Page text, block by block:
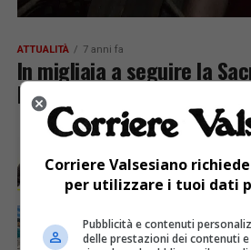
ATTUALITÀ 7 anni fa
In migliaia a seguire la
Rappresentazione
La Zattera: dopo un
crescita, si prosegue
Borgosesia: nuovi
Incontro F.lli Allegra
Corriere Valsesiano
per utilizzare i tuoi dati
Pubblicità e contenuti
delle prestazioni dei contenuti